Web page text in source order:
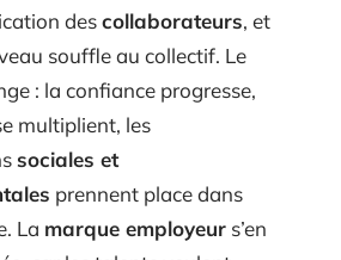
descollaborateurs, et
souffle au collectif. Le
: la confiance progresse,
multiplient, les
sociales et
prennent place dans
La marque employeur s’en